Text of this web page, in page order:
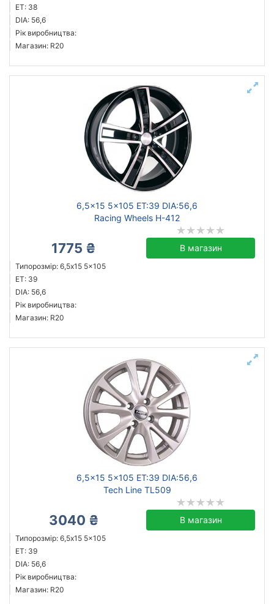
ET: 38
DIA: 56,6
Рік виробництва:
Магазин: R20
6,5x15 5x105 ET:39 DIA:56,6
Racing Wheels H-412
1775 ₴ В магазин
Типорозмір: 6,5x15 5x105
ET: 39
DIA: 56,6
Рік виробництва:
Магазин: R20
6,5x15 5x105 ET:39 DIA:56,6
Tech Line TL509
3040 ₴ В магазин
Типорозмір: 6,5x15 5x105
ET: 39
DIA: 56,6
Рік виробництва:
Магазин: R20